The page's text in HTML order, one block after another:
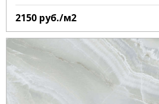
2150 руб./м2